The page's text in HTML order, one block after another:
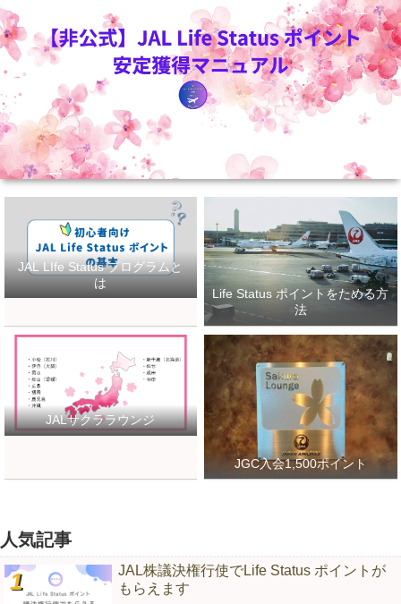
JAL LIfe Status プログラムと
は
Life Status ポイントをためる方
法
JALサクララウンジ
JGC入会1,500ポイント
人気記事
JAL株議決権行使でLife Status ポイントが
もらえます